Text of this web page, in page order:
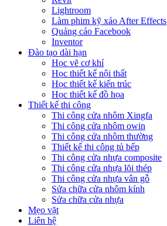
Lightroom
Làm phim kỹ xảo After Effects
Quảng cáo Facebook
Inventor
Đào tạo dài hạn
Học vẽ cơ khí
Học thiết kế nội thất
Học thiết kế kiến trúc
Học thiết kế đồ họa
Thiết kế thi công
Thi công cửa nhôm Xingfa
Thi công cửa nhôm owin
Thi công cửa nhôm thường
Thiết kế thi công tủ bếp
Thi công cửa nhựa composite
Thi công cửa nhựa lõi thép
Thi công cửa nhựa vân gỗ
Sửa chữa cửa nhôm kính
Sửa chữa cửa nhựa
Mẹo vặt
Liên hệ